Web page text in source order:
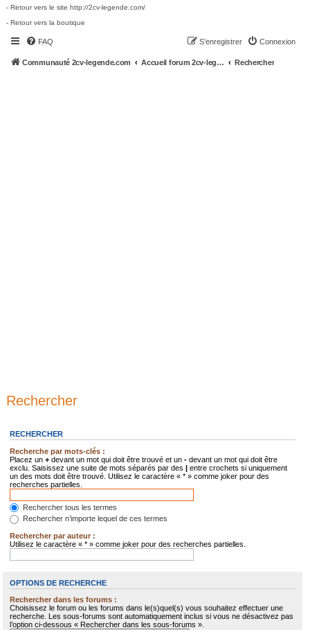
- Retour vers le site http://2cv-legende.com/
- Retour vers la boutique
FAQ Connexion
S’enregistrer
Communauté 2cv-legende.com Accueil forum 2cv-legende.com Rechercher
Rechercher
RECHERCHER
Recherche par mots-clés :
Placez un + devant un mot qui doit être trouvé et un - devant un mot qui doit être
exclu. Saisissez une suite de mots séparés par des | entre crochets si uniquement
un des mots doit être trouvé. Utilisez le caractère « * » comme joker pour des
recherches partielles.
Rechercher tous les termes
Rechercher n’importe lequel de ces termes
Rechercher par auteur :
Utilisez le caractère « * » comme joker pour des recherches partielles.
OPTIONS DE RECHERCHE
Rechercher dans les forums :
Choisissez le forum ou les forums dans le(s)quel(s) vous souhaitez effectuer une
recherche. Les sous-forums sont automatiquement inclus si vous ne désactivez pas
l’option ci-dessous « Rechercher dans les sous-forums ».